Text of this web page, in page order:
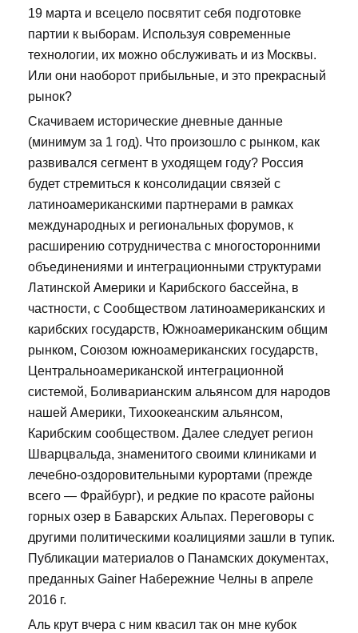
19 марта и всецело посвятит себя подготовке
партии к выборам. Используя современные
технологии, их можно обслуживать и из Москвы.
Или они наоборот прибыльные, и это прекрасный
рынок?
Скачиваем исторические дневные данные
(минимум за 1 год). Что произошло с рынком, как
развивался сегмент в уходящем году? Россия
будет стремиться к консолидации связей с
латиноамериканскими партнерами в рамках
международных и региональных форумов, к
расширению сотрудничества с многосторонними
объединениями и интеграционными структурами
Латинской Америки и Карибского бассейна, в
частности, с Сообществом латиноамериканских и
карибских государств, Южноамериканским общим
рынком, Союзом южноамериканских государств,
Центральноамериканской интеграционной
системой, Боливарианским альянсом для народов
нашей Америки, Тихоокеанским альянсом,
Карибским сообществом. Далее следует регион
Шварцвальда, знаменитого своими клиниками и
лечебно-оздоровительными курортами (прежде
всего — Фрайбург), и редкие по красоте районы
горных озер в Баварских Альпах. Переговоры с
другими политическими коалициями зашли в тупик.
Публикации материалов о Панамских документах,
преданных Gainer Набережние Челны в апреле
2016 г.
Аль крут вчера с ним квасил так он мне кубок